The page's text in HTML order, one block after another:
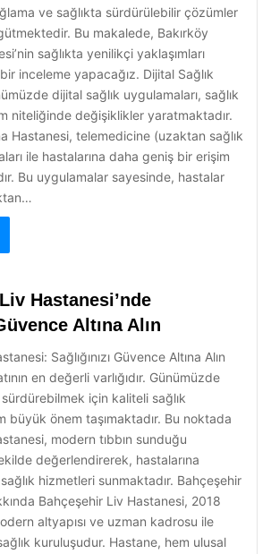
ve sağlıkta sürdürülebilir çözümler
Bu makalede, Bakırköy
sağlıkta yenilikçi yaklaşımları
inceleme yapacağız. Dijital Sağlık
dijital sağlık uygulamaları, sağlık
niteliğinde değişiklikler yaratmaktadır.
Hastanesi, telemedicine (uzaktan sağlık
ile hastalarına daha geniş bir erişim
Bu uygulamalar sayesinde, hastalar
Hastanesi’nde
Altına Alın
Sağlığınızı Güvence Altına Alın
en değerli varlığıdır. Günümüzde
sürdürebilmek için kaliteli sağlık
büyük önem taşımaktadır. Bu noktada
modern tıbbın sunduğu
değerlendirerek, hastalarına
hizmetleri sunmaktadır. Bahçeşehir
Bahçeşehir Liv Hastanesi, 2018
altyapısı ve uzman kadrosu ile
kuruluşudur. Hastane, hem ulusal